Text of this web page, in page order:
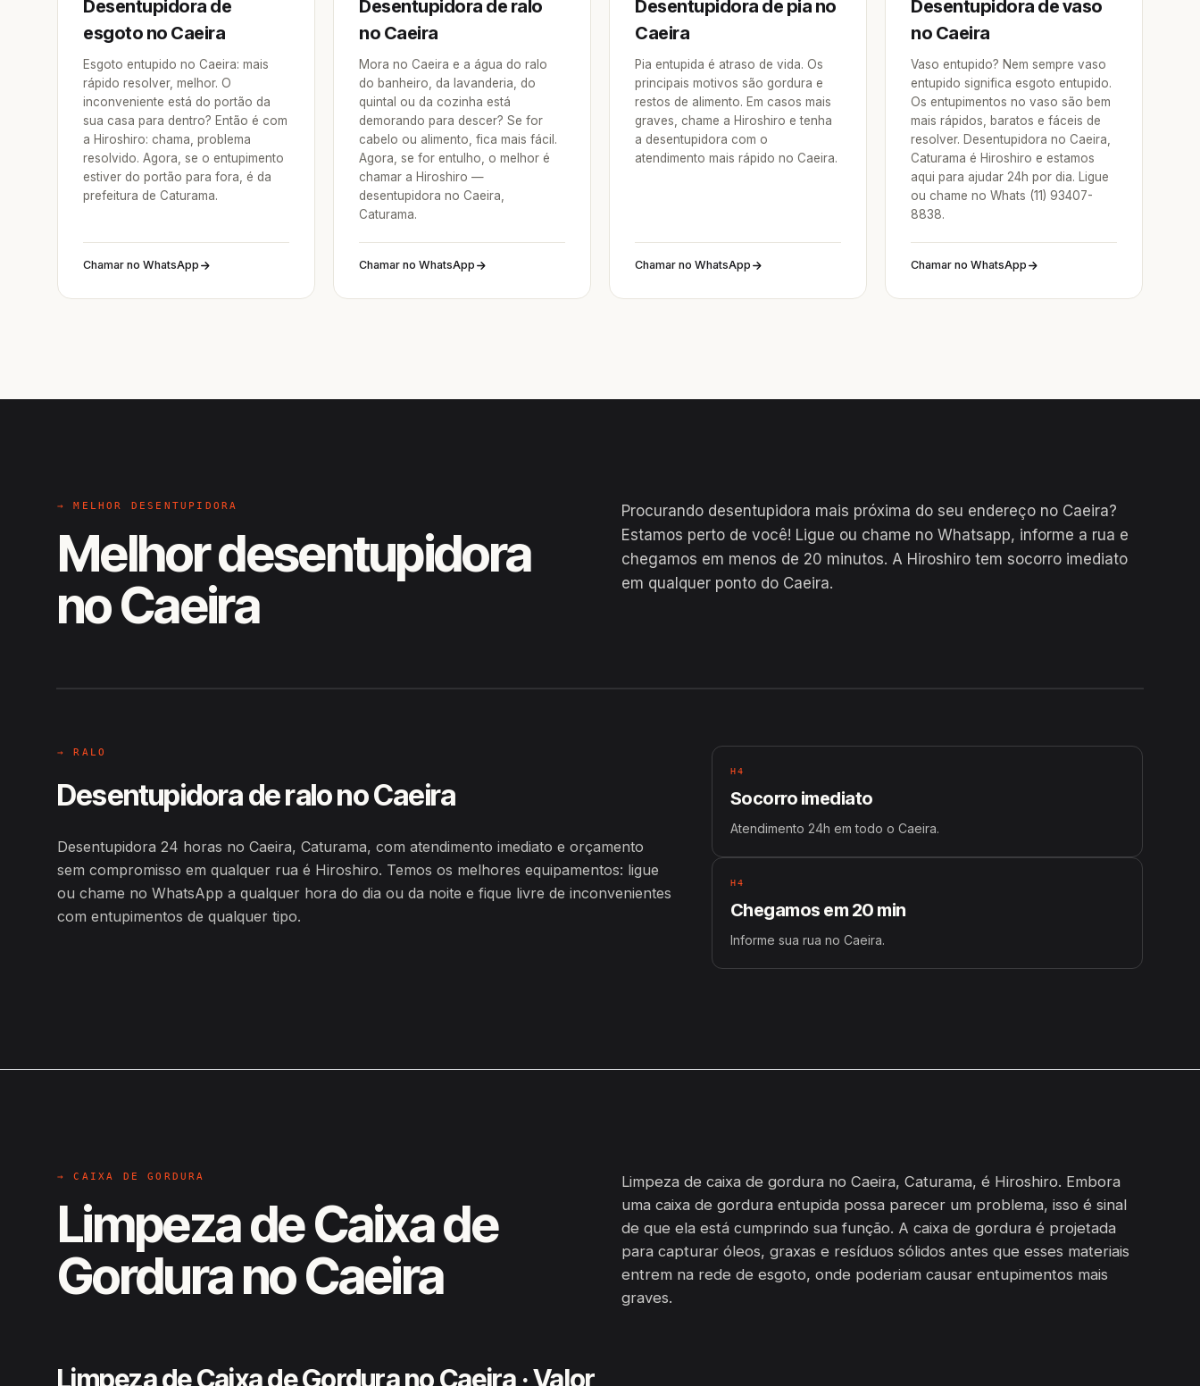
Desentupidora de
esgoto no Caeira
Esgoto entupido no Caeira: mais
rápido resolver, melhor. O
inconveniente está do portão da
sua casa para dentro? Então é com
a Hiroshiro: chama, problema
resolvido. Agora, se o entupimento
estiver do portão para fora, é da
prefeitura de Caturama.
Chamar no WhatsApp
Desentupidora de ralo
no Caeira
Mora no Caeira e a água do ralo
do banheiro, da lavanderia, do
quintal ou da cozinha está
demorando para descer? Se for
cabelo ou alimento, fica mais fácil.
Agora, se for entulho, o melhor é
chamar a Hiroshiro —
desentupidora no Caeira,
Caturama.
Chamar no WhatsApp
Desentupidora de pia no
Caeira
Pia entupida é atraso de vida. Os
principais motivos são gordura e
restos de alimento. Em casos mais
graves, chame a Hiroshiro e tenha
a desentupidora com o
atendimento mais rápido no Caeira.
Chamar no WhatsApp
Desentupidora de vaso
no Caeira
Vaso entupido? Nem sempre vaso
entupido significa esgoto entupido.
Os entupimentos no vaso são bem
mais rápidos, baratos e fáceis de
resolver. Desentupidora no Caeira,
Caturama é Hiroshiro e estamos
aqui para ajudar 24h por dia. Ligue
ou chame no Whats (11) 93407-
8838.
Chamar no WhatsApp
→ MELHOR DESENTUPIDORA
Melhor desentupidora
no Caeira
Procurando desentupidora mais próxima do seu endereço no Caeira?
Estamos perto de você! Ligue ou chame no Whatsapp, informe a rua e
chegamos em menos de 20 minutos. A Hiroshiro tem socorro imediato
em qualquer ponto do Caeira.
EM CAMPO
→ RALO
Desentupidora de ralo no Caeira
Desentupidora 24 horas no Caeira, Caturama, com atendimento imediato e orçamento
sem compromisso em qualquer rua é Hiroshiro. Temos os melhores equipamentos: ligue
ou chame no WhatsApp a qualquer hora do dia ou da noite e fique livre de inconvenientes
com entupimentos de qualquer tipo.
H4
Socorro imediato
Atendimento 24h em todo o Caeira.
H4
Chegamos em 20 min
Informe sua rua no Caeira.
→ CAIXA DE GORDURA
Limpeza de Caixa de
Gordura no Caeira
Limpeza de caixa de gordura no Caeira, Caturama, é Hiroshiro. Embora
uma caixa de gordura entupida possa parecer um problema, isso é sinal
de que ela está cumprindo sua função. A caixa de gordura é projetada
para capturar óleos, graxas e resíduos sólidos antes que esses materiais
entrem na rede de esgoto, onde poderiam causar entupimentos mais
graves.
Limpeza de Caixa de Gordura no Caeira · Valor